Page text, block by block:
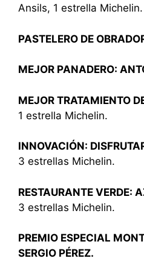
Ansils, 1 estrella Michelin.
PASTELERO DE
MEJOR PANADERO:
MEJOR TRATAMIENTO
1 estrella Michelin.
INNOVACIÓN:
3 estrellas Michelin.
RESTAURANTE VERDE:
3 estrellas Michelin.
PREMIO ESPECIAL
SERGIO PÉREZ.